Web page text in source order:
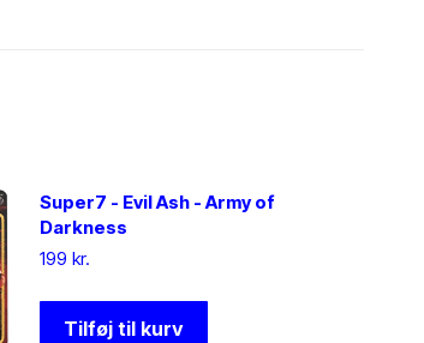
Super7 - Evil Ash - Army of
Darkness
199kr.
Tilføj til kurv